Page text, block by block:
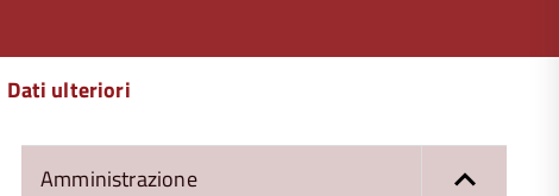
Dati ulteriori
Amministrazione